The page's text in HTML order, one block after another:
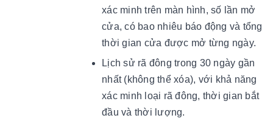
xác minh trên màn hình, số lần mở
cửa, có bao nhiêu báo động và tổng
thời gian cửa được mở từng ngày.
Lịch sử rã đông trong 30 ngày gần
nhất (không thể xóa), với khả năng
xác minh loại rã đông, thời gian bắt
đầu và thời lượng.